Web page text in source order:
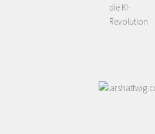
die KI-
Revolution